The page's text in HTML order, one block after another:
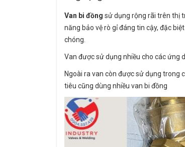
Van bi đồng sử dụng rộng rãi trên thị
năng bảo vệ rò gỉ đáng tin cậy, đặc
chóng.
Van được sử dụng nhiều cho các ứng
Ngoài ra van còn được sử dụng trong
tiêu cũng dùng nhiều van bi đồng